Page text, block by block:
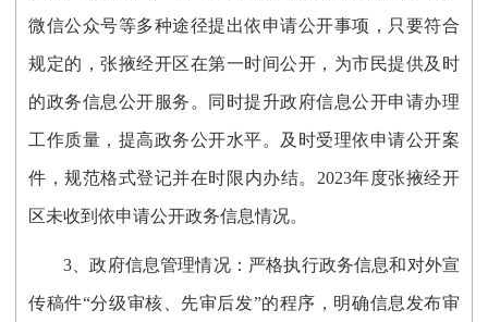
微信公众号等多种途径提出依申请公开事项 ， 只要符合
规定的，张掖经开区在第一时间公开，为市民提供及时
的政务信息公开服务。同时提升政府信息公开申请办理
工作质量，提高政务公开水平。及时受理依申请公开案
件，规范格式登记并在时限内办结。 2023年度张掖经开
区未收到依申请公开政务信息情况。
3、政府信息管理情况： 严格执行政务信息和对外宣
传稿件“分级审核、先审后发”的程序，明确信息发布审